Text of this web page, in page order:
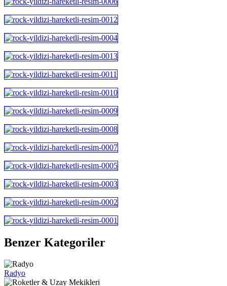
Benzer Kategoriler
Radyo